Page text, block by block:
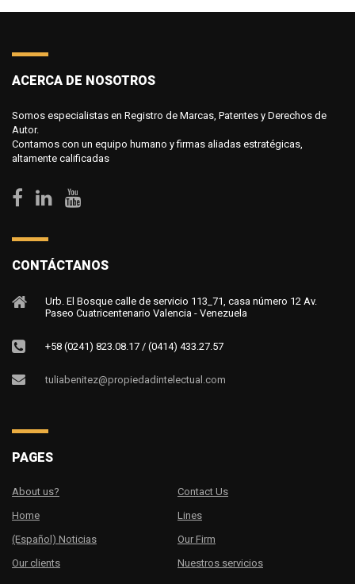
ACERCA DE NOSOTROS
Somos especialistas en Registro de Marcas, Patentes y Derechos de
Autor.
Contamos con un equipo humano y firmas aliadas estratégicas,
altamente calificadas
CONTÁCTANOS
Urb. El Bosque calle de servicio 113_71, casa número 12 Av.
Paseo Cuatricentenario Valencia - Venezuela
+58 (0241) 823.08.17 / (0414) 433.27.57
tuliabenitez@propiedadintelectual.com
PAGES
About us?
Contact Us
Home
Lines
(Español) Noticias
Our Firm
Our clients
Nuestros servicios